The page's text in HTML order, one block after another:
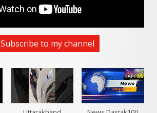
Subscribe to my channel